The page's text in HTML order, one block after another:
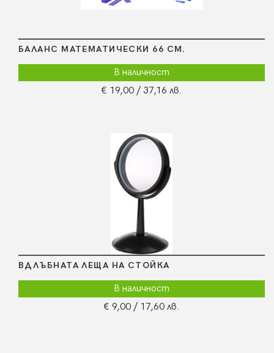
БАЛАНС МАТЕМАТИЧЕСКИ 66 СМ.
В наличност
€ 19,00 / 37,16 лв.
ВДЛЪБНАТА ЛЕЩА НА СТОЙКА
В наличност
€ 9,00 / 17,60 лв.